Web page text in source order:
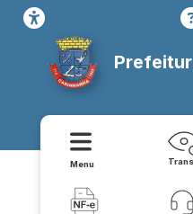
Menu